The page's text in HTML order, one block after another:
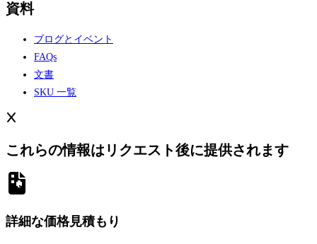
資料
ブログとイベント
FAQs
文書
SKU 一覧
これらの情報はリクエスト後に提供されます
詳細な価格見積もり